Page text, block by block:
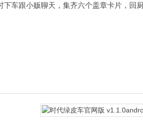
车跟小贩聊天，集齐六个盖章卡片，回